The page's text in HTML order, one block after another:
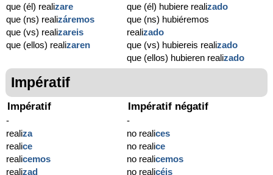
que (él) realizare
que (ns) realizáremos
que (vs) realizareis
que (ellos) realizaren
que (él) hubiere realizado
que (ns) hubiéremos
realizado
que (vs) hubiereis realizado
que (ellos) hubieren realizado
Impératif
Impératif
-
realiza
realice
realicemos
realizad
Impératif négatif
-
no realices
no realice
no realicemos
no realicéis